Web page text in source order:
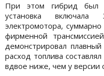
При этом гибрид был
установка
электромотора,
фирменной
демонстрировал
расход топлива
вдвое ниже, чем у версии